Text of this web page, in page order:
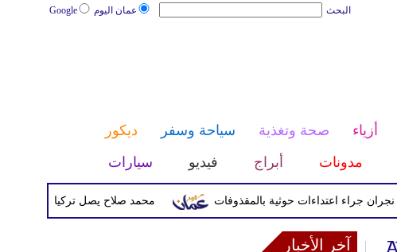
عمان اليوم Google البحث
أزياء صحة وتغذية سياحة وسفر
ديكور
مدونات أبراج فيديو سيارات
محمد صلاح يصل تركيا الأربعاء لإتمام
آخر الأخبار